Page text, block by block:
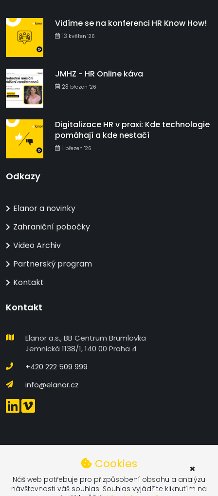
DETAILNÍ NASTAVENÍ COOKIES
Technické
Technické Cookies - Technické cookies se používají
Cookies
Náš web potřebuje pro přizpůsobení obsahu a analýzu
návštevnosti váš souhlas. Souhlas vyjádříte kliknutím na
×
Vidíme se na konferenci HR Know How!
13 květen '26
JMHZ - HR Online káva
23 březen '26
Digitalizace HR v praxi: Kde technologie
pomáhají a kde nestačí
1 březen '26
Odkazy
Elanor a novinky
Zahraniční pobočky
Video Archiv
Partnerský program
Kontakt
Kontakt
Elanor a.s., BB Centrum Brumlovka
Jemnická 1138/1, 140 00 Praha 4
+420 222 509 999
info@elanor.cz